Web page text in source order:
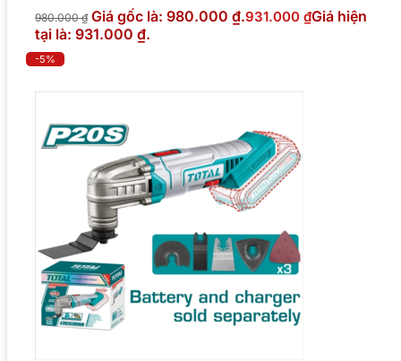
980.000₫ Giá gốc là: 980.000 ₫.931.000 ₫Giá hiện
tại là: 931.000 ₫.
-5%